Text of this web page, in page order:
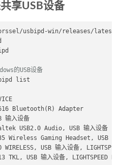
享USB设备
usbipd-win/releases/latest
的USB设备
list
DEVICE
Bluetooth(R) Adapter
USB 输入设备
USB2.0 Audio, USB 输
Wireless Gaming Headset,
USB 输入设备,
TKL, USB 输入设备,